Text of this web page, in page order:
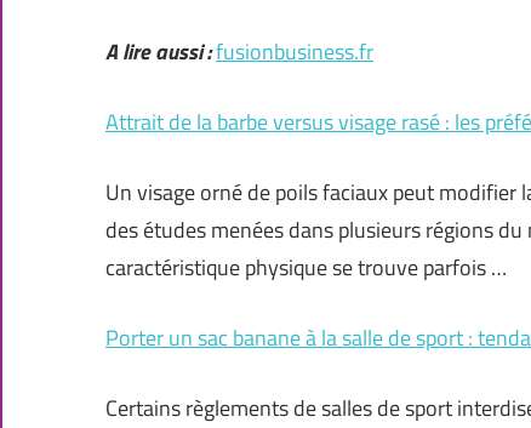
A lire aussi :fusionbusiness.fr
Attrait de la barbe versus visage rasé : les
Un visage orné de poils faciaux peut modifier
des études menées dans plusieurs régions
caractéristique physique se trouve parfois …
Porter un sac banane à la salle de sport :
Certains règlements de salles de sport